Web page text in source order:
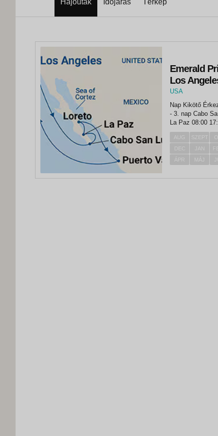
Hajóutak Időjárás Térkép
Emerald
Los
USA
Los Angeles
Nap Kikötő Érkezés Indulás 1. nap Los
- 3. nap Cabo San Lucas 13:00 - 4. nap Cabo San Lucas - 17:00 5. nap
La Paz 08:00 17:00 6. nap Loreto 07:00 17:00 7. nap
Puerto
AUG SZEPT
DEC
JAN
ÁPR
MÁJ